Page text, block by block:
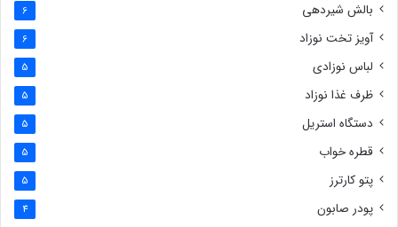
بالش شیردهی 6
آویز تخت نوزاد 6
لباس نوزادی 5
ظرف غذا نوزاد 5
دستگاه استریل 5
قطره خواب 5
پتو کارترز 5
پودر صابون 4